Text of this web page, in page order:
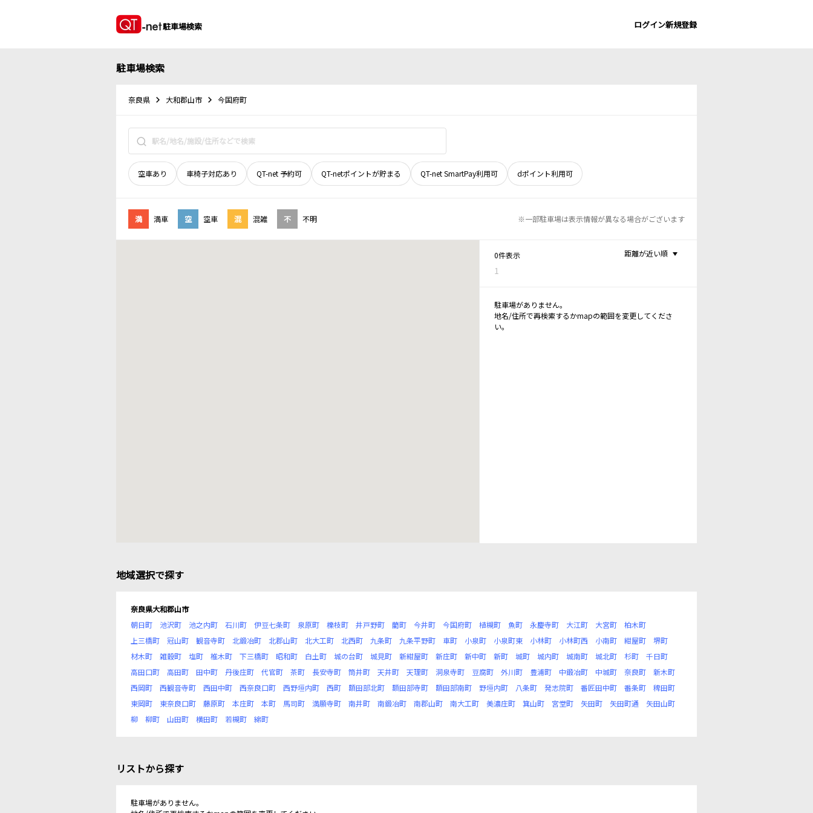
駐車場検索 ログイン新規登録
駐車場検索
奈良県 大和郡山市 今国府町
空車あり 車椅子対応あり QT-net 予約可 QT-netポイントが貯まる QT-net SmartPay利用可 dポイント利用可
満 満車 空 空車 混 混雑 不 不明 ※一部駐車場は表示情報が異なる場合がございます
0件表示
1
距離が近い順
駐車場がありません。
地名/住所で再検索するかmapの範囲を変更してくださ
い。
地域選択で探す
奈良県大和郡山市
朝日町
池沢町 池之内町 石川町 伊豆七条町 泉原町 櫟枝町 井戸野町 藺町 今井町 今国府町 植槻町 魚町 永慶寺町 大江町 大宮町
柏木町
上三橋町
冠山町 観音寺町 北鍛冶町 北郡山町 北大工町 北西町 九条町 九条平野町 車町 小泉町 小泉町東 小林町 小林町西 小南町 紺屋町
堺町
材木町
雑穀町 塩町 椎木町 下三橋町 昭和町 白土町 城の台町 城見町 新紺屋町 新庄町 新中町 新町 城町 城内町 城南町 城北町 杉町
千日町
高田口町
高田町 田中町 丹後庄町 代官町 茶町 長安寺町 筒井町 天井町 天理町 洞泉寺町 豆腐町 外川町 豊浦町 中鍛冶町 中城町 奈良町
新木町
西岡町
西観音寺町 西田中町 西奈良口町 西野垣内町 西町 額田部北町 額田部寺町 額田部南町 野垣内町 八条町 発志院町 番匠田中町 番条町
稗田町
東岡町
東奈良口町 藤原町 本庄町 本町 馬司町 満願寺町 南井町 南鍛冶町 南郡山町 南大工町 美濃庄町 箕山町 宮堂町 矢田町 矢田町通
矢田山町
柳
柳町 山田町 横田町 若槻町 綿町
リストから探す
駐車場がありません。